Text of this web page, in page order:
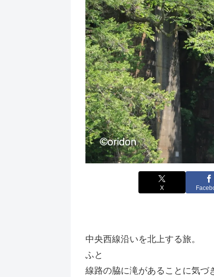
X
中央西線沿いを北上する旅。
ふと
線路の脇に滝があることに気づ